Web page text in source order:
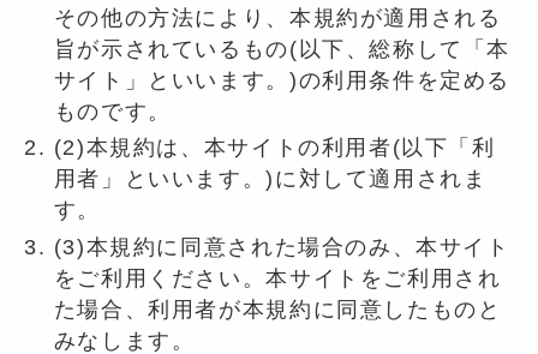
その他の方法により、本規約が適用される
旨が示されているもの(以下、総称して「本
サイト」といいます。)の利用条件を定める
ものです。
(2)本規約は、本サイトの利用者(以下「利
用者」といいます。)に対して適用されま
す。
(3)本規約に同意された場合のみ、本サイト
をご利用ください。本サイトをご利用され
た場合、利用者が本規約に同意したものと
みなします。